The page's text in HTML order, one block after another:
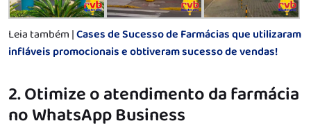
Leia também |Cases de Sucesso de Farmácias que utilizaram
infláveis promocionais e obtiveram sucesso de vendas!
2. Otimize o atendimento da farmácia
no WhatsApp Business